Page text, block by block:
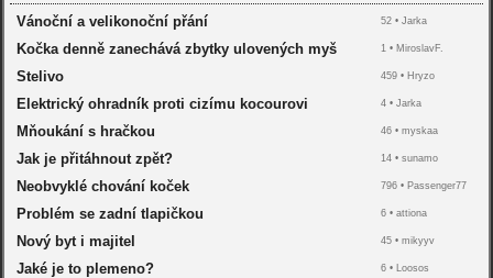
Vánoční a velikonoční přání 52 • Jarka
Kočka denně zanechává zbytky ulovených myš 1 • MiroslavF.
Stelivo 459 • Hryzo
Elektrický ohradník proti cizímu kocourovi 4 • Jarka
Mňoukání s hračkou 46 • myskaa
Jak je přitáhnout zpět? 14 • sunamo
Neobvyklé chování koček 796 • Passenger77
Problém se zadní tlapičkou 6 • attiona
Nový byt i majitel 45 • mikyyv
Jaké je to plemeno? 6 • Loosos